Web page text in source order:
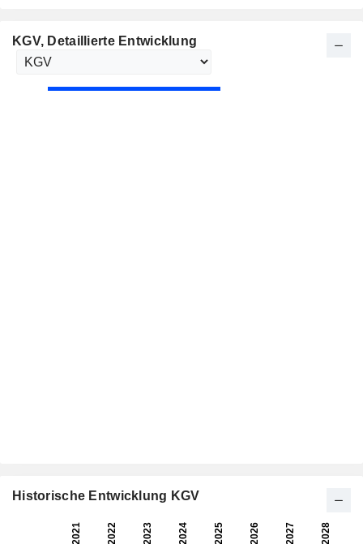
KGV, Detaillierte Entwicklung
Historische Entwicklung KGV